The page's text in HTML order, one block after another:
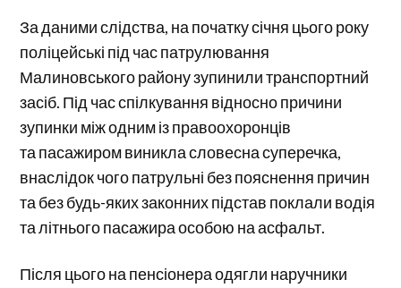
За даними слідства, на початку січня цього року
поліцейські під час патрулювання
Малиновського району зупинили транспортний
засіб. Під час спілкування відносно причини
зупинки між одним із правоохоронців
та пасажиром виникла словесна суперечка,
внаслідок чого патрульні без пояснення причин
та без будь-яких законних підстав поклали водія
та літнього пасажира особою на асфальт.
Після цього на пенсіонера одягли наручники